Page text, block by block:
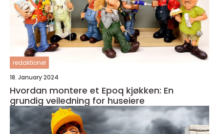
redaktionel
18. January 2024
Hvordan montere et Epoq kjøkken: En
grundig veiledning for huseiere